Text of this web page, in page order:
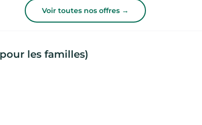
Voir toutes nos offres →
les familles)